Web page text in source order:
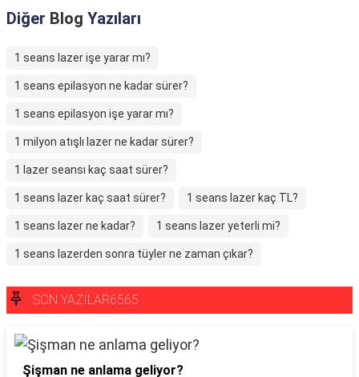
Diğer Blog Yazıları
1 seans lazer işe yarar mı?
1 seans epilasyon ne kadar sürer?
1 seans epilasyon işe yarar mı?
1 milyon atışlı lazer ne kadar sürer?
1 lazer seansı kaç saat sürer?
1 seans lazer kaç saat sürer? 1 seans lazer kaç TL?
1 seans lazer ne kadar? 1 seans lazer yeterli mi?
1 seans lazerden sonra tüyler ne zaman çıkar?
SON YAZILAR6565
Şişman ne anlama geliyor?